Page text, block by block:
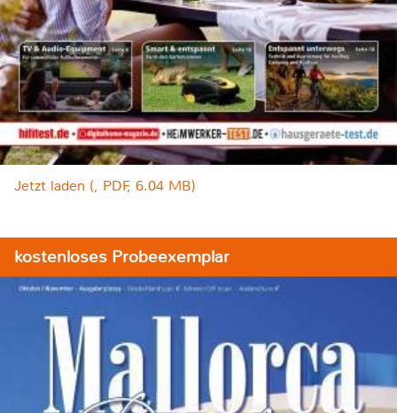
Jetzt laden (, PDF, 6.04 MB)
kostenloses Probeexemplar